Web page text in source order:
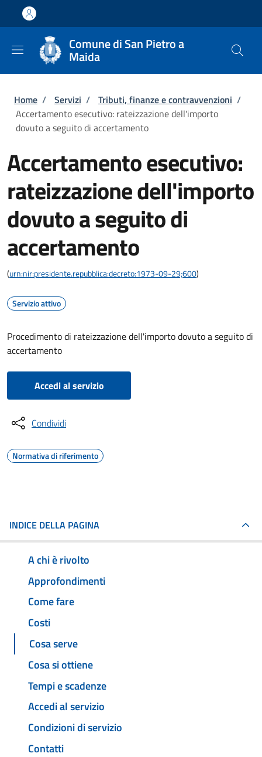
Salta al contenuto principale
Skip to footer content
Comune di San Pietro a
Maida
Briciole di pane
Home / Servizi / Tributi, finanze e contravvenzioni /
Accertamento esecutivo: rateizzazione dell'importo
dovuto a seguito di accertamento
Accertamento esecutivo:
rateizzazione dell'importo
dovuto a seguito di
accertamento
(urn:nir:presidente.repubblica:decreto:1973-09-29;600)
Servizio attivo
Procedimento di rateizzazione dell'importo dovuto a seguito di
accertamento
Accedi al servizio
Condividi
Normativa di riferimento
INDICE DELLA PAGINA
A chi è rivolto
Approfondimenti
Come fare
Costi
Cosa serve
Cosa si ottiene
Tempi e scadenze
Accedi al servizio
Condizioni di servizio
Contatti